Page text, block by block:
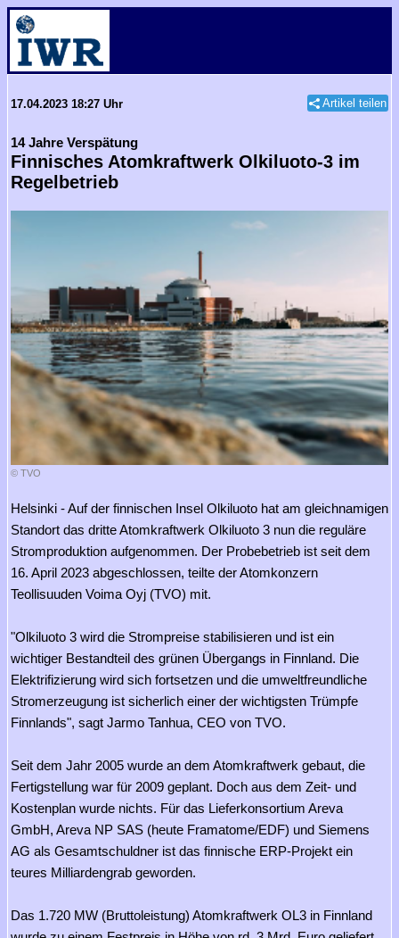
17.04.2023 18:27 Uhr Artikel teilen
14 Jahre Verspätung
Finnisches Atomkraftwerk Olkiluoto-3 im
Regelbetrieb
© TVO
Helsinki - Auf der finnischen Insel Olkiluoto hat am gleichnamigen
Standort das dritte Atomkraftwerk Olkiluoto 3 nun die reguläre
Stromproduktion aufgenommen. Der Probebetrieb ist seit dem
16. April 2023 abgeschlossen, teilte der Atomkonzern
Teollisuuden Voima Oyj (TVO) mit.
"Olkiluoto 3 wird die Strompreise stabilisieren und ist ein
wichtiger Bestandteil des grünen Übergangs in Finnland. Die
Elektrifizierung wird sich fortsetzen und die umweltfreundliche
Stromerzeugung ist sicherlich einer der wichtigsten Trümpfe
Finnlands", sagt Jarmo Tanhua, CEO von TVO.
Seit dem Jahr 2005 wurde an dem Atomkraftwerk gebaut, die
Fertigstellung war für 2009 geplant. Doch aus dem Zeit- und
Kostenplan wurde nichts. Für das Lieferkonsortium Areva
GmbH, Areva NP SAS (heute Framatome/EDF) und Siemens
AG als Gesamtschuldner ist das finnische ERP-Projekt ein
teures Milliardengrab geworden.
Das 1.720 MW (Bruttoleistung) Atomkraftwerk OL3 in Finnland